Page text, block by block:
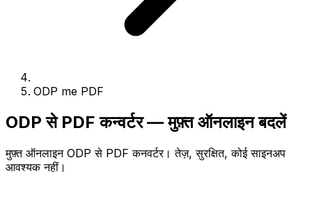
ODP me PDF
ODP से PDF कन्वर्टर — मुफ़्त ऑनलाइन बदलें
मुफ़्त ऑनलाइन ODP से PDF कनवर्टर। तेज़, सुरक्षित, कोई साइनअप
आवश्यक नहीं।